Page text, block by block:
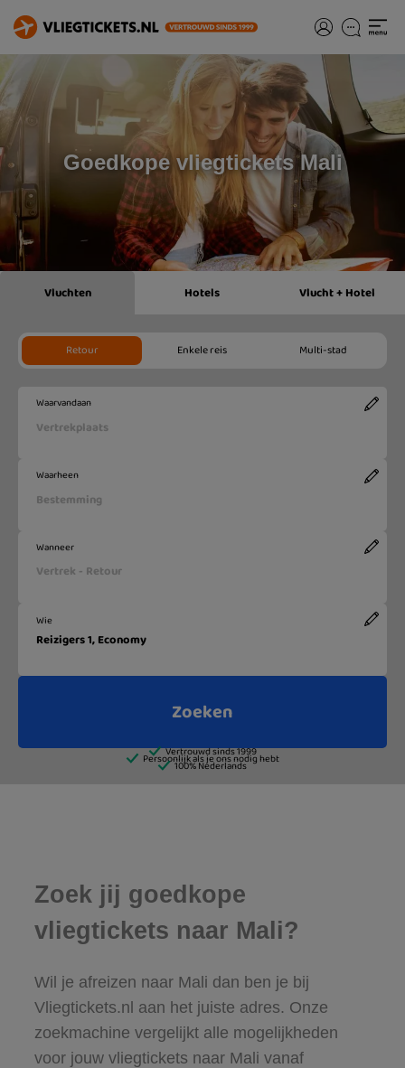
Goedkope vliegtickets Mali
Zoek jij goedkope
vliegtickets naar Mali?
Wil je afreizen naar Mali dan ben je bij
Vliegtickets.nl aan het juiste adres. Onze
zoekmachine vergelijkt alle mogelijkheden
voor jouw vliegtickets naar Mali vanaf